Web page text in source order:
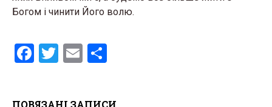
Богом і чинити Його волю.
F
T
E
ПОВЯЗАНІ ЗАПИСИ